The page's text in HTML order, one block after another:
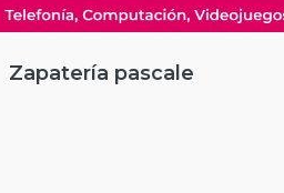
Zapatería pascale